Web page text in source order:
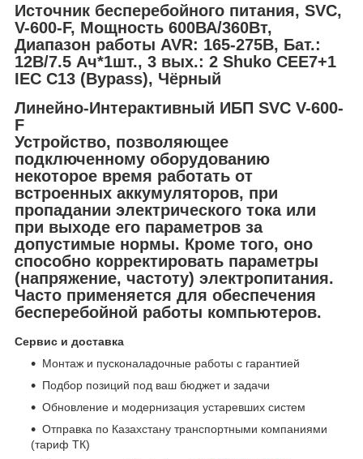
Источник бесперебойного питания, SVC,
V-600-F, Мощность 600ВА/360Вт,
Диапазон работы AVR: 165-275В, Бат.:
12В/7.5 Ач*1шт., 3 вых.: 2 Shuko CEE7+1
IEC C13 (Bypass), Чёрный
Линейно-Интерактивный ИБП SVC V-600-
F
Устройство, позволяющее
подключенному оборудованию
некоторое время работать от
встроенных аккумуляторов, при
пропадании электрического тока или
при выходе его параметров за
допустимые нормы. Кроме того, оно
способно корректировать параметры
(напряжение, частоту) электропитания.
Часто применяется для обеспечения
бесперебойной работы компьютеров.
Сервис и доставка
Монтаж и пусконаладочные работы с гарантией
Подбор позиций под ваш бюджет и задачи
Обновление и модернизация устаревших систем
Отправка по Казахстану транспортными компаниями
(тариф ТК)